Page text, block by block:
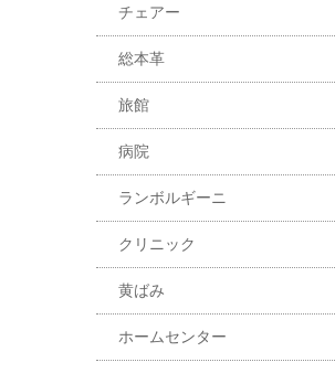
チェアー
総本革
旅館
病院
ランボルギーニ
クリニック
黄ばみ
ホームセンター